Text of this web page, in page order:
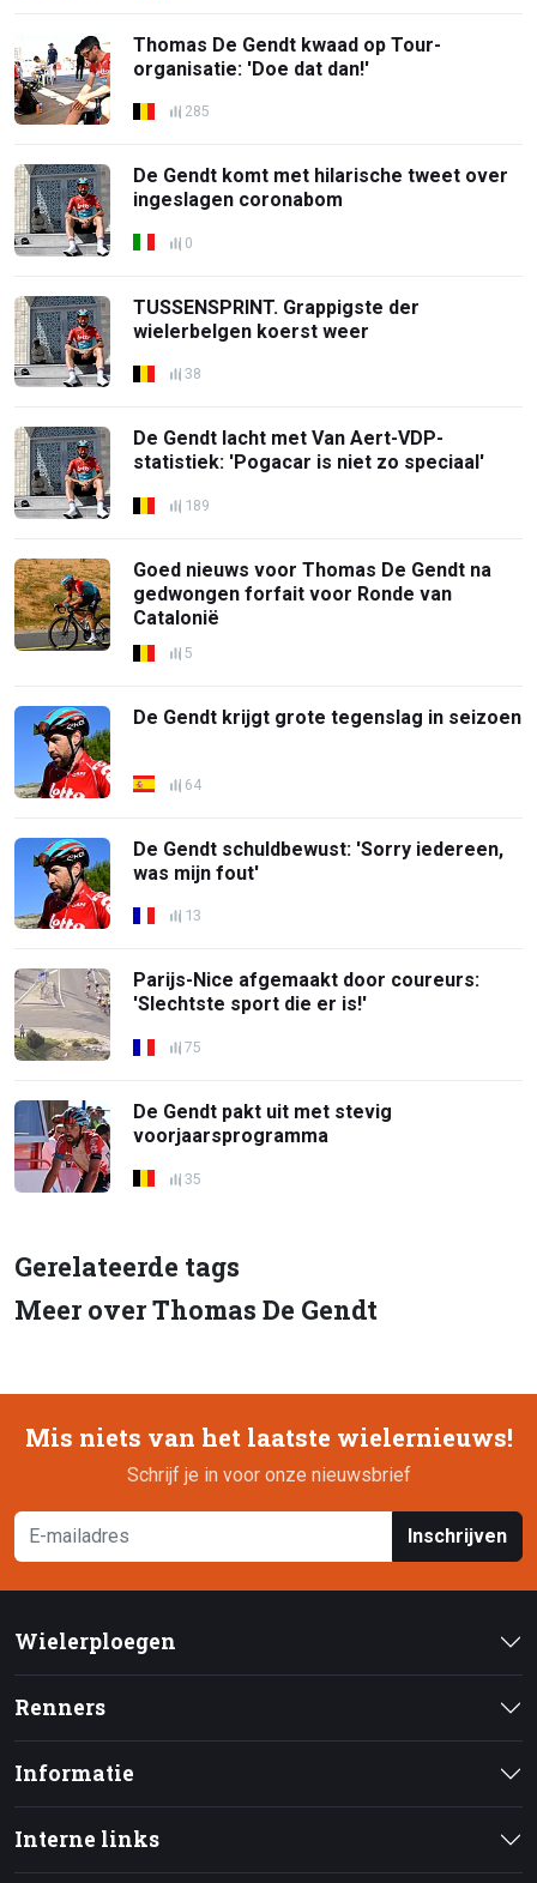
Thomas De Gendt kwaad op Tour-
organisatie: 'Doe dat dan!'
285
De Gendt komt met hilarische tweet over
ingeslagen coronabom
0
TUSSENSPRINT. Grappigste der
wielerbelgen koerst weer
38
De Gendt lacht met Van Aert-VDP-
statistiek: 'Pogacar is niet zo speciaal'
189
Goed nieuws voor Thomas De Gendt na
gedwongen forfait voor Ronde van
Catalonië
5
De Gendt krijgt grote tegenslag in seizoen
64
De Gendt schuldbewust: 'Sorry iedereen,
was mijn fout'
13
Parijs-Nice afgemaakt door coureurs:
'Slechtste sport die er is!'
75
De Gendt pakt uit met stevig
voorjaarsprogramma
35
Gerelateerde tags
Meer over Thomas De Gendt
Mis niets van het laatste wielernieuws!
Schrijf je in voor onze nieuwsbrief
Inschrijven
Wielerploegen
Renners
Informatie
Interne links